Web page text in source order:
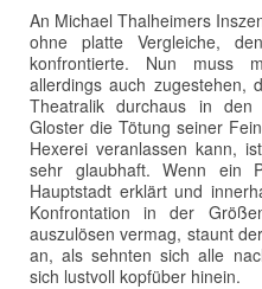
An Michael Thalheimers
ohne platte Vergleiche,
konfrontierte. Nun muss
allerdings auch zugestehen,
Theatralik durchaus in
Gloster die Tötung seiner
Hexerei veranlassen kann,
sehr glaubhaft. Wenn ein
Hauptstadt erklärt und
Konfrontation in der
auszulösen vermag, staunt
an, als sehnten sich alle
sich lustvoll kopfüber hinein.